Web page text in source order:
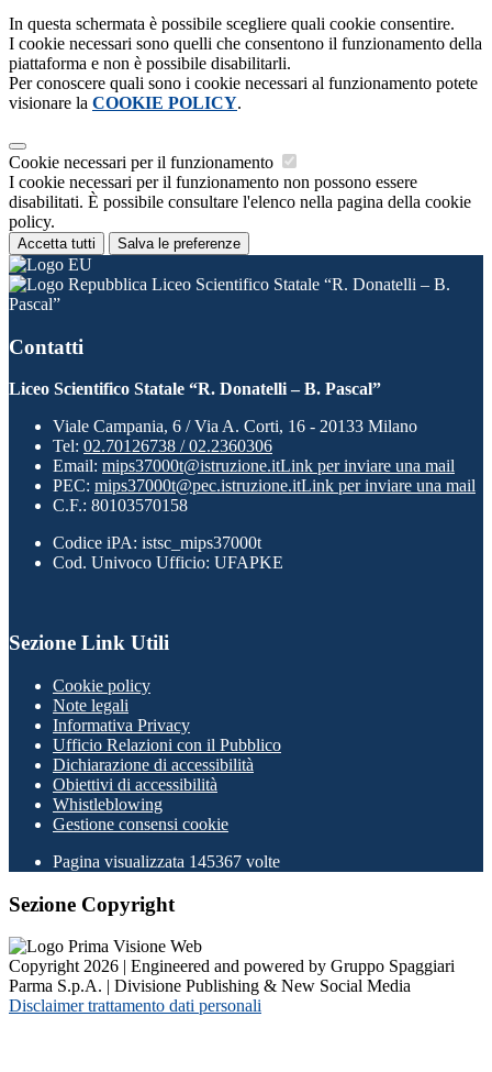
In questa schermata è possibile scegliere quali cookie consentire.
I cookie necessari sono quelli che consentono il funzionamento della
piattaforma e non è possibile disabilitarli.
Per conoscere quali sono i cookie necessari al funzionamento potete
visionare la COOKIE POLICY.
Cookie necessari per il funzionamento
I cookie necessari per il funzionamento non possono essere
disabilitati. È possibile consultare l'elenco nella pagina della cookie
policy.
Accetta tutti Salva le preferenze
Liceo Scientifico Statale “R. Donatelli – B.
Pascal”
Contatti
Liceo Scientifico Statale “R. Donatelli – B. Pascal”
Viale Campania, 6 / Via A. Corti, 16 - 20133 Milano
Tel: 02.70126738 / 02.2360306
Email: mips37000t@istruzione.itLink per inviare una mail
PEC: mips37000t@pec.istruzione.itLink per inviare una mail
C.F.: 80103570158
Codice iPA: istsc_mips37000t
Cod. Univoco Ufficio: UFAPKE
Sezione Link Utili
Cookie policy
Note legali
Informativa Privacy
Ufficio Relazioni con il Pubblico
Dichiarazione di accessibilità
Obiettivi di accessibilità
Whistleblowing
Gestione consensi cookie
Pagina visualizzata 145367 volte
Sezione Copyright
Copyright 2026 | Engineered and powered by Gruppo Spaggiari
Parma S.p.A. | Divisione Publishing & New Social Media
Disclaimer trattamento dati personali